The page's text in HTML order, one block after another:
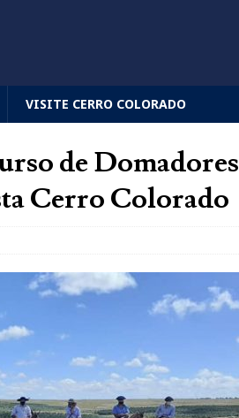
VISITE CERRO COLORADO
de Domadores
Cerro Colorado